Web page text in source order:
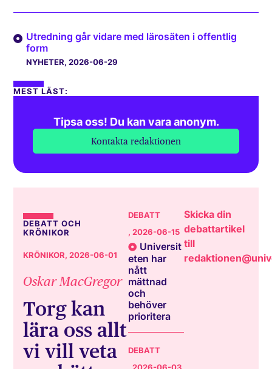
Utredning går vidare med lärosäten i offentlig
form
NYHETER, 2026-06-29
MEST LÄST:
Tipsa oss! Du kan vara anonym.
Kontakta redaktionen
DEBATT OCH
KRÖNIKOR
KRÖNIKOR, 2026-06-01
Oskar MacGregor
Torg kan
lära oss allt
vi vill veta
DEBATT
, 2026-06-15
Universit
eten har
nått
mättnad
och
behöver
prioritera
DEBATT
Skicka din
debattartikel
till